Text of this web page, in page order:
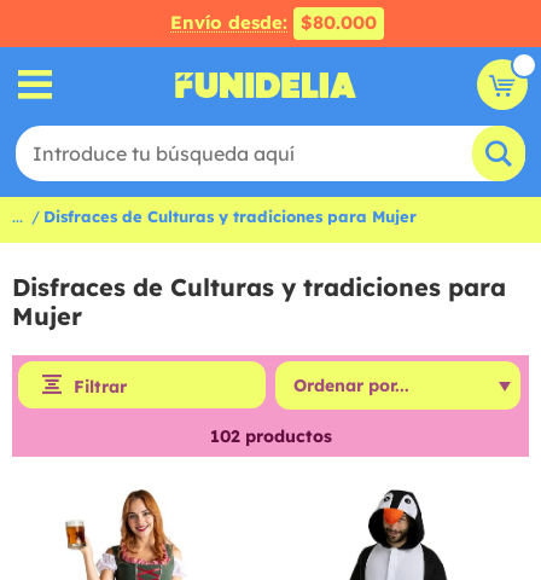
Envío desde: $80.000
... Disfraces de Culturas y tradiciones para Mujer
Disfraces de Culturas y tradiciones para
Mujer
Filtrar
102productos